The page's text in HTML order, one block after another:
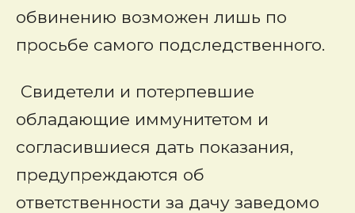
обвинению возможен лишь по
просьбе самого подследственного.
Свидетели и потерпевшие
обладающие иммунитетом и
согласившиеся дать показания,
предупреждаются об
ответственности за дачу заведомо